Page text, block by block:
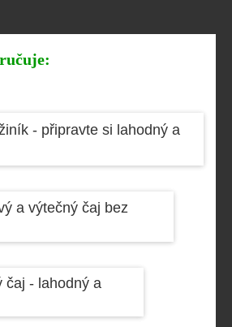
- připravte si lahodný a
a výtečný čaj bez
čaj - lahodný a